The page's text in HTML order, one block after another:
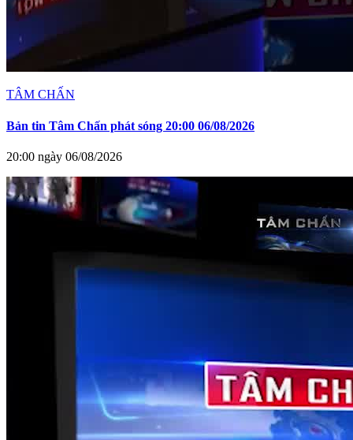
TÂM CHẤN
Bản tin Tâm Chấn phát sóng 20:00 06/08/2026
20:00 ngày 06/08/2026